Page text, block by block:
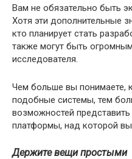
Вам не обязательно быть
Хотя эти дополнительные
кто планирует стать
также могут быть
исследователя.
Чем больше вы понимаете,
подобные системы, тем
возможностей
платформы, над которой вы
Держите вещи простыми